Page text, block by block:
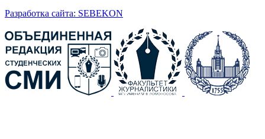
Разработка сайта: SEBEKON